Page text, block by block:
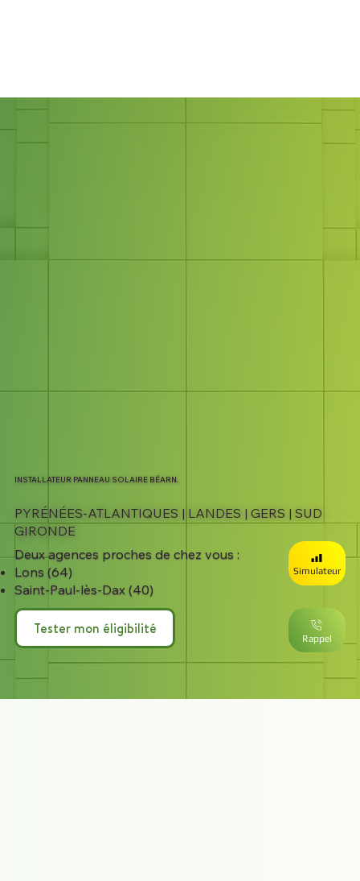
INSTALLATEUR PANNEAU SOLAIRE BÉARN.
PYRÉNÉES-ATLANTIQUES | LANDES | GERS | SUD
GIRONDE
Deux agences proches de chez vous :​
Lons (64)
Saint-Paul-lès-Dax (40)
Tester mon éligibilité
Simulateur
Rappel